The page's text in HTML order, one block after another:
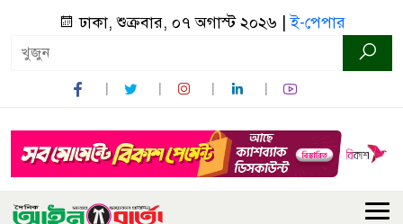
ঢাকা, শুক্রবার, ০৭ অগাস্ট ২০২৬ |ই-পেপার